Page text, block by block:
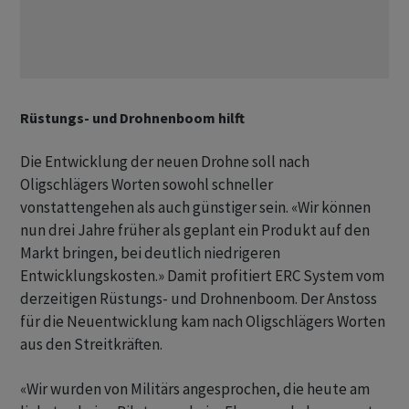
Rüstungs- und Drohnenboom hilft
Die Entwicklung der neuen Drohne soll nach
Oligschlägers Worten sowohl schneller
vonstattengehen als auch günstiger sein. «Wir können
nun drei Jahre früher als geplant ein Produkt auf den
Markt bringen, bei deutlich niedrigeren
Entwicklungskosten.» Damit profitiert ERC System vom
derzeitigen Rüstungs- und Drohnenboom. Der Anstoss
für die Neuentwicklung kam nach Oligschlägers Worten
aus den Streitkräften.
«Wir wurden von Militärs angesprochen, die heute am